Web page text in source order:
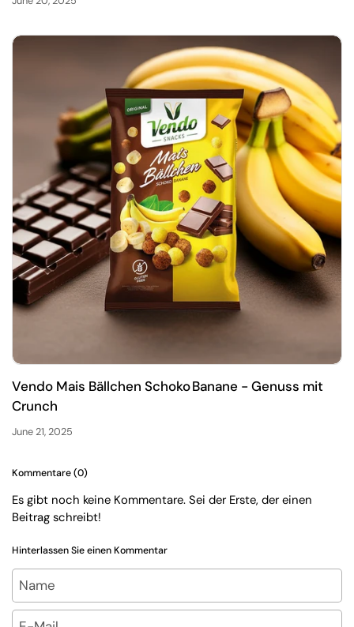
Vendo Mais Bällchen Schoko Banane - Genuss mit
Crunch
June 21, 2025
Kommentare (0)
Es gibt noch keine Kommentare. Sei der Erste, der einen
Beitrag schreibt!
Hinterlassen Sie einen Kommentar
Name
E-Mail